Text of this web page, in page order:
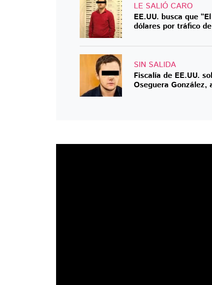
LE SALIÓ CARO
EE.UU. busca que
dólares por tráfico
SIN SALIDA
Fiscalía de EE.UU.
Oseguera González,